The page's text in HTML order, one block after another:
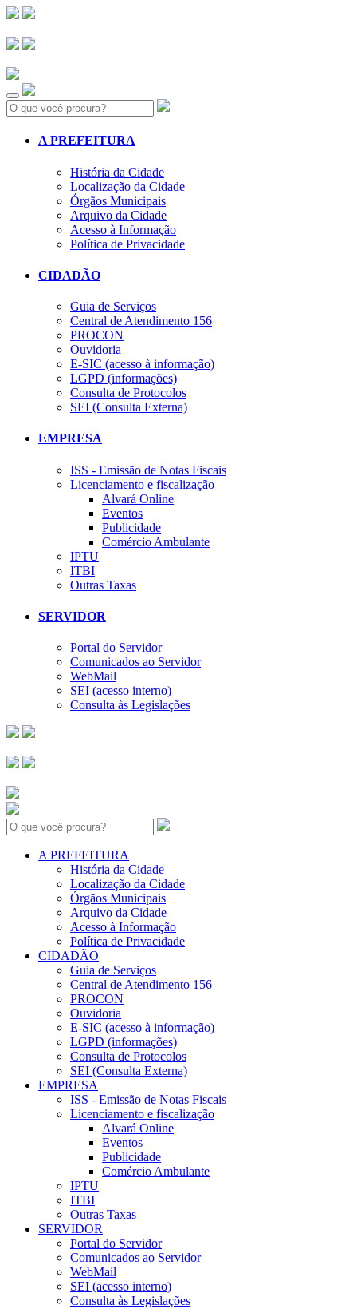
Search:
A PREFEITURA
História da Cidade
Localização da Cidade
Órgãos Municipais
Arquivo da Cidade
Acesso à Informação
Política de Privacidade
CIDADÃO
Guia de Serviços
Central de Atendimento 156
PROCON
Ouvidoria
E-SIC (acesso à informação)
LGPD (informações)
Consulta de Protocolos
SEI (Consulta Externa)
EMPRESA
ISS - Emissão de Notas Fiscais
Licenciamento e fiscalização
Alvará Online
Eventos
Publicidade
Comércio Ambulante
IPTU
ITBI
Outras Taxas
SERVIDOR
Portal do Servidor
Comunicados ao Servidor
WebMail
SEI (acesso interno)
Consulta às Legislações
Search:
A PREFEITURA
História da Cidade
Localização da Cidade
Órgãos Municipais
Arquivo da Cidade
Acesso à Informação
Política de Privacidade
CIDADÃO
Guia de Serviços
Central de Atendimento 156
PROCON
Ouvidoria
E-SIC (acesso à informação)
LGPD (informações)
Consulta de Protocolos
SEI (Consulta Externa)
EMPRESA
ISS - Emissão de Notas Fiscais
Licenciamento e fiscalização
Alvará Online
Eventos
Publicidade
Comércio Ambulante
IPTU
ITBI
Outras Taxas
SERVIDOR
Portal do Servidor
Comunicados ao Servidor
WebMail
SEI (acesso interno)
Consulta às Legislações